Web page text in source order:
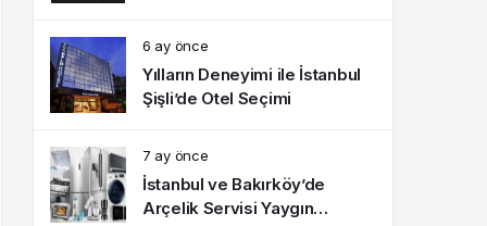
6 ay önce
Yılların Deneyimi ile İstanbul
Şişli’de Otel Seçimi
7 ay önce
İstanbul ve Bakırköy’de
Arçelik Servisi Yaygın